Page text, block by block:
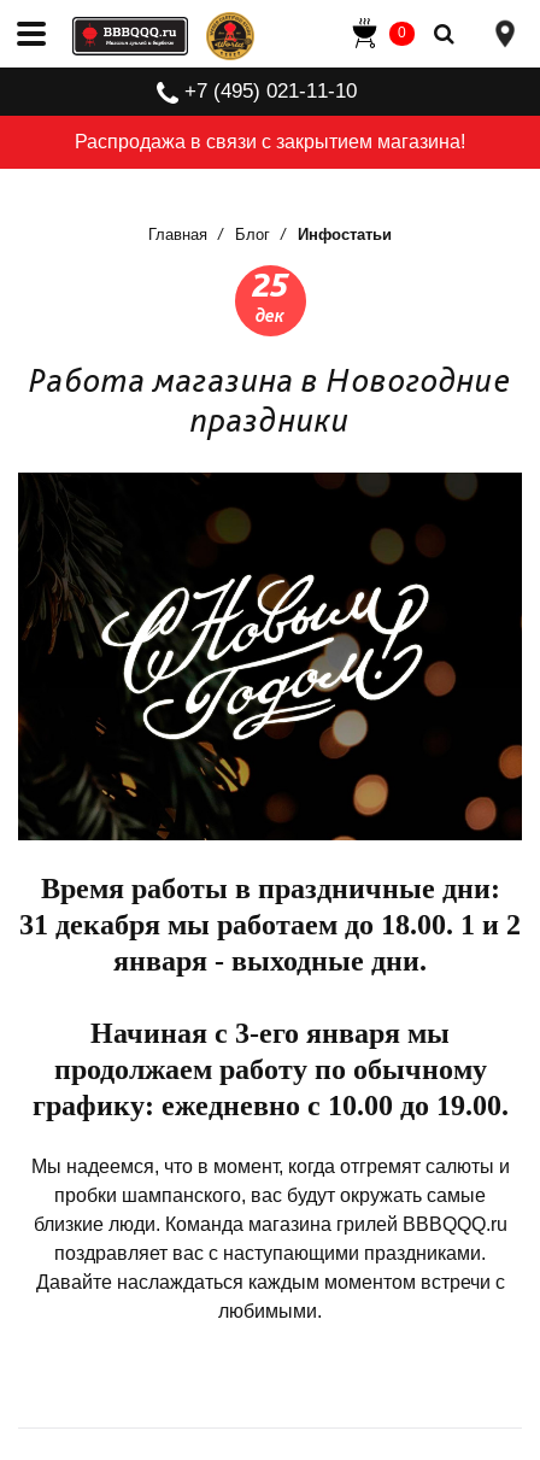
Распродажа в связи с закрытием магазина!
+7 (495) 021-11-10
0
Главная Блог Инфостатьи
25
дек
Работа магазина в Новогодние
праздники
Время работы в праздничные дни:
31 декабря мы работаем до 18.00. 1 и 2
января - выходные дни.
Начиная с 3-его января мы
продолжаем работу по обычному
графику: ежедневно с 10.00 до 19.00.
Мы надеемся, что в момент, когда отгремят салюты и
пробки шампанского, вас будут окружать самые
близкие люди. Команда магазина грилей BBBQQQ.ru
поздравляет вас с наступающими праздниками.
Давайте наслаждаться каждым моментом встречи с
любимыми.